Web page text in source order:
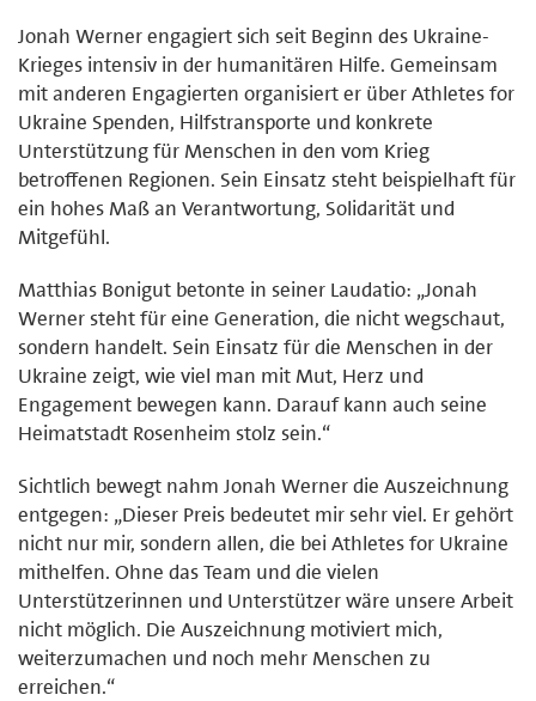
Jonah Werner engagiert sich seit Beginn des Ukraine-
Krieges intensiv in der humanitären Hilfe. Gemeinsam
mit anderen Engagierten organisiert er über Athletes for
Ukraine Spenden, Hilfstransporte und konkrete
Unterstützung für Menschen in den vom Krieg
betroffenen Regionen. Sein Einsatz steht beispielhaft für
ein hohes Maß an Verantwortung, Solidarität und
Mitgefühl.
Matthias Bonigut betonte in seiner Laudatio: „Jonah
Werner steht für eine Generation, die nicht wegschaut,
sondern handelt. Sein Einsatz für die Menschen in der
Ukraine zeigt, wie viel man mit Mut, Herz und
Engagement bewegen kann. Darauf kann auch seine
Heimatstadt Rosenheim stolz sein.“
Sichtlich bewegt nahm Jonah Werner die Auszeichnung
entgegen: „Dieser Preis bedeutet mir sehr viel. Er gehört
nicht nur mir, sondern allen, die bei Athletes for Ukraine
mithelfen. Ohne das Team und die vielen
Unterstützerinnen und Unterstützer wäre unsere Arbeit
nicht möglich. Die Auszeichnung motiviert mich,
weiterzumachen und noch mehr Menschen zu
erreichen.“